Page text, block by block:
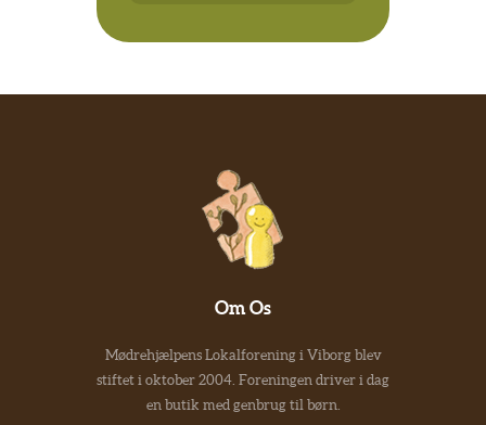
Om Os
Mødrehjælpens Lokalforening i Viborg blev
stiftet i oktober 2004. Foreningen driver i dag
en butik med genbrug til børn.